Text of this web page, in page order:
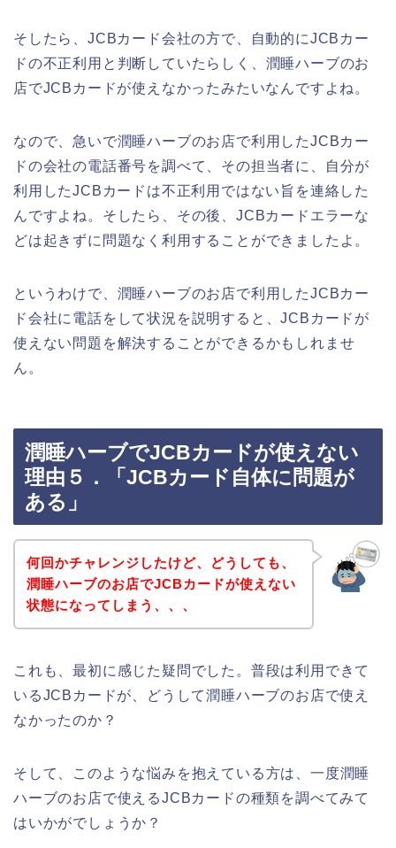
そしたら、JCBカード会社の方で、自動的にJCBカー
ドの不正利用と判断していたらしく、潤睡ハーブのお
店でJCBカードが使えなかったみたいなんですよね。
なので、急いで潤睡ハーブのお店で利用したJCBカー
ドの会社の電話番号を調べて、その担当者に、自分が
利用したJCBカードは不正利用ではない旨を連絡した
んですよね。そしたら、その後、JCBカードエラーな
どは起きずに問題なく利用することができましたよ。
というわけで、潤睡ハーブのお店で利用したJCBカー
ド会社に電話をして状況を説明すると、JCBカードが
使えない問題を解決することができるかもしれませ
ん。
潤睡ハーブでJCBカードが使えない
理由５．「JCBカード自体に問題が
ある」
何回かチャレンジしたけど、どうしても、
潤睡ハーブのお店でJCBカードが使えない
状態になってしまう、、、
これも、最初に感じた疑問でした。普段は利用できて
いるJCBカードが、どうして潤睡ハーブのお店で使え
なかったのか？
そして、このような悩みを抱えている方は、一度潤睡
ハーブのお店で使えるJCBカードの種類を調べてみて
はいかがでしょうか？